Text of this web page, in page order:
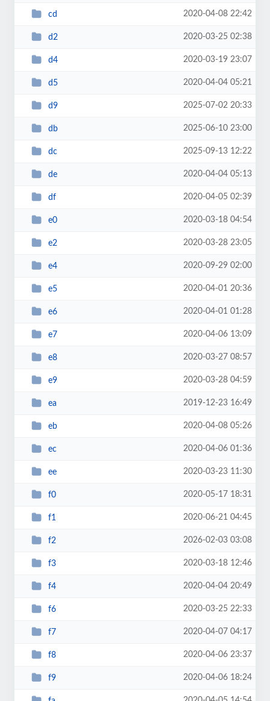
cd 2020-04-08 22:42
d2 2020-03-25 02:38
d4 2020-03-19 23:07
d5 2020-04-04 05:21
d9 2025-07-02 20:33
db 2025-06-10 23:00
dc 2025-09-13 12:22
de 2020-04-04 05:13
df 2020-04-05 02:39
e0 2020-03-18 04:54
e2 2020-03-28 23:05
e4 2020-09-29 02:00
e5 2020-04-01 20:36
e6 2020-04-01 01:28
e7 2020-04-06 13:09
e8 2020-03-27 08:57
e9 2020-03-28 04:59
ea 2019-12-23 16:49
eb 2020-04-08 05:26
ec 2020-04-06 01:36
ee 2020-03-23 11:30
f0 2020-05-17 18:31
f1 2020-06-21 04:45
f2 2026-02-03 03:08
f3 2020-03-18 12:46
f4 2020-04-04 20:49
f6 2020-03-25 22:33
f7 2020-04-07 04:17
f8 2020-04-06 23:37
f9 2020-04-06 18:24